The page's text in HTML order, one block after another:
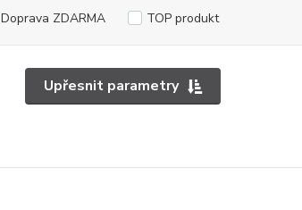
Upřesnit parametry
Doprava ZDARMA TOP produkt